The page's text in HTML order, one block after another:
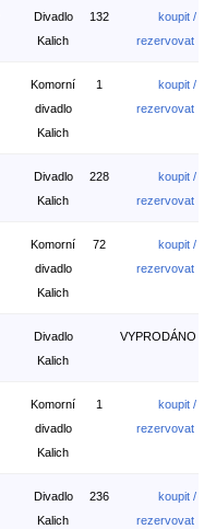
Divadlo
Kalich
132
koupit /
rezervovat
Komorní
divadlo
Kalich
1
koupit /
rezervovat
Divadlo
Kalich
228
koupit /
rezervovat
Komorní
divadlo
Kalich
72
koupit /
rezervovat
Divadlo
Kalich
VYPRODÁNO
Komorní
divadlo
Kalich
1
koupit /
rezervovat
Divadlo
Kalich
236
koupit /
rezervovat